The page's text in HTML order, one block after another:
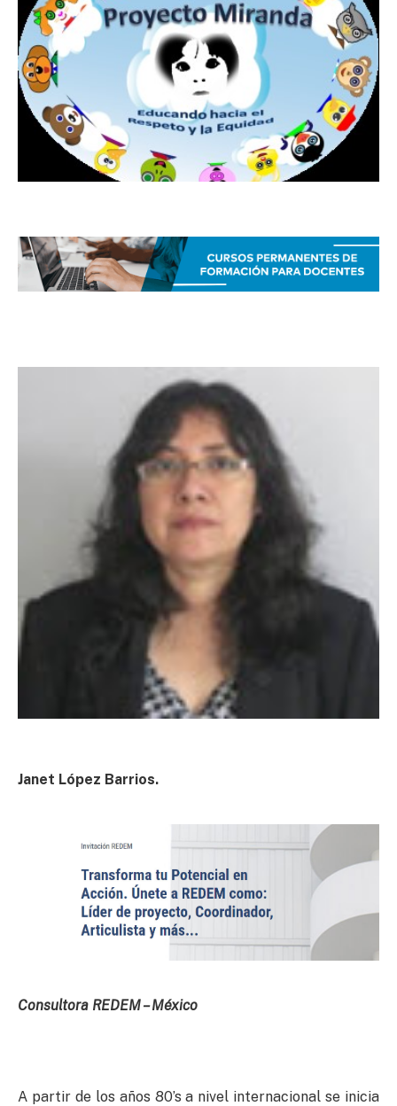
Janet López Barrios.
Consultora REDEM – México
A partir de los años 80’s a nivel internacional se inicia